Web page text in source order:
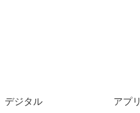
デジタル アプリ